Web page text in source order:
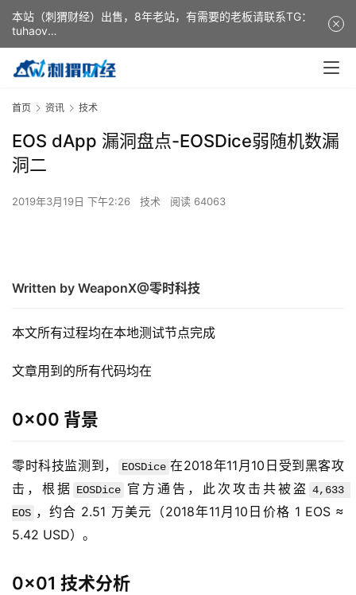
首页 资讯 技术
EOS dApp 漏洞盘点-EOSDice弱随机数漏
洞二
2019年3月19日 下午2:26 技术 阅读 64063
Written by WeaponX@零时科技
本文所有过程均在本地测试节点完成
文章用到的所有代码均在
0x00 背景
零时科技监测到， EOSDice 在2018年11月10日受到黑客攻
击，根据 EOSDice 官方通告，此次攻击共被盗 4,633
EOS ，约合 2.51 万美元（2018年11月10日价格 1 EOS ≈
5.42 USD）。
0x01 技术分析
本站（刺猬财经）出售，8年老站，有需要的老板请联系TG：
tuhaov
This website (ciweicaijing) is for sale. It is a 8-year-old
website. If you need it, please contact TG: tuhaov